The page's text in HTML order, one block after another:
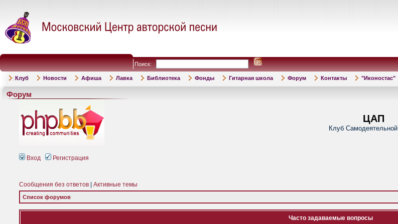
Поиск:
Клуб Новости Афиша Лавка Библиотека Фонды Гитарная школа Форум Контакты "Иконостас"
Форум
ЦАП
Клуб
Вход Регистрация
Сообщения без ответов Активные темы
Список форумов
Часто задаваемые вопросы